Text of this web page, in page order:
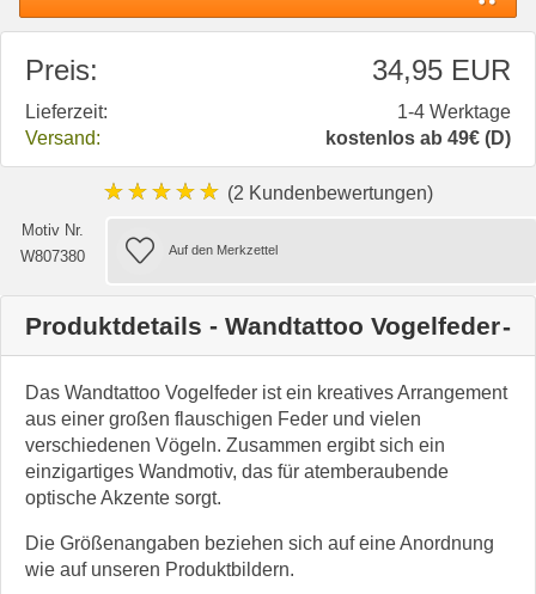
Preis: 34,95 EUR
Lieferzeit:
1-4 Werktage
Versand:
kostenlos ab 49€ (D)
★★★★★ (2 Kundenbewertungen)
Motiv Nr.
W807380
Produktdetails - Wandtattoo Vogelfeder
Das Wandtattoo Vogelfeder ist ein kreatives Arrangement
aus einer großen flauschigen Feder und vielen
verschiedenen Vögeln. Zusammen ergibt sich ein
einzigartiges Wandmotiv, das für atemberaubende
optische Akzente sorgt.
Die Größenangaben beziehen sich auf eine Anordnung
wie auf unseren Produktbildern.